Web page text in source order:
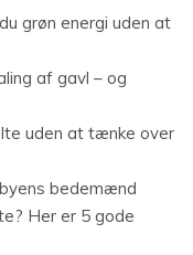
grøn energi uden at
af gavl – og
uden at tænke over
bedemænd
Her er 5 gode